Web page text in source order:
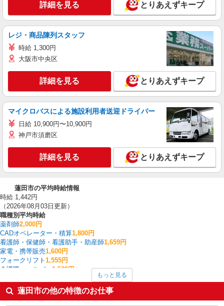
詳細を見る とりあえずキープ
レジ・商品陳列スタッフ
時給 1,300円
大阪市中央区
詳細を見る とりあえずキープ
マイクロバスによる施設利用者送迎ドライバー
日給 10,900円〜10,900円
神戸市須磨区
詳細を見る とりあえずキープ
蓮田市の平均時給情報
時給 1,442円
（2026年08月03日更新）
職種別平均時給
薬剤師2,000円
CADオペレーター・積算1,800円
看護師・保健師・看護助手・助産師1,659円
家電・携帯販売1,600円
フォークリフト 1,555円
介護職・ヘルパー 1,539円
1,525円
梱包・仕分け・ピッキング1,495円
一般・営業事務 1,460円
もっと見る
蓮田市の他の特徴のお仕事